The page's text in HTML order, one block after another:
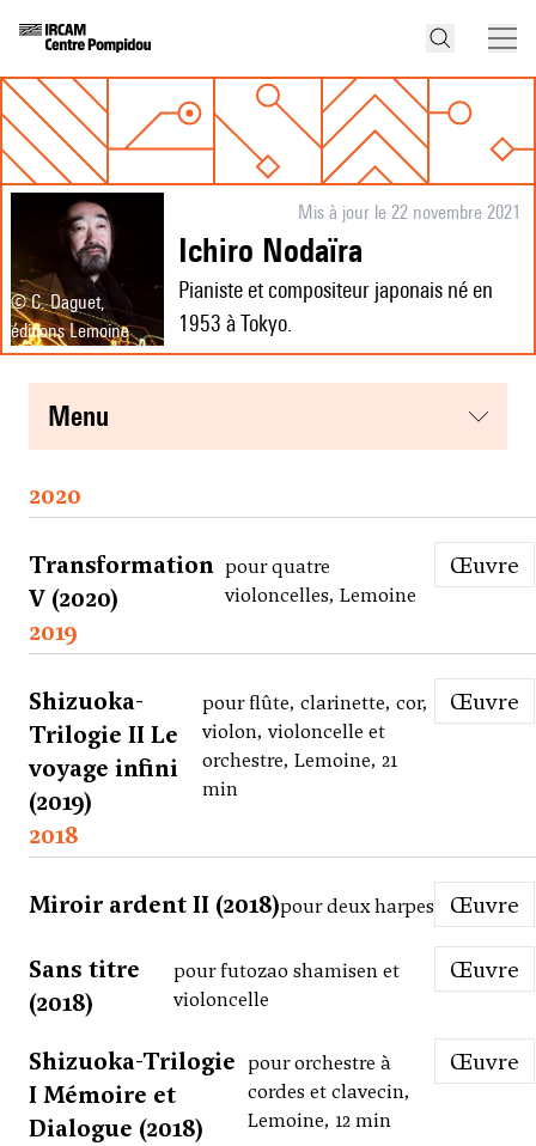
© C. Daguet,
éditions Lemoine
Mis à jour le 22 novembre 2021
Ichiro Nodaïra
Pianiste et compositeur japonais né en
1953 à Tokyo.
menu
2020
Transformation
V (2020)
pour quatre
violoncelles, Lemoine
Œuvre
2019
Shizuoka-
Trilogie II Le
voyage infini
(2019)
pour flûte, clarinette, cor,
violon, violoncelle et
orchestre, Lemoine, 21
min
Œuvre
2018
Miroir ardent II (2018)pour deux harpes Œuvre
Sans titre
(2018)
pour futozao shamisen et
violoncelle
Œuvre
Shizuoka-Trilogie
I Mémoire et
Dialogue (2018)
pour orchestre à
cordes et clavecin,
Lemoine, 12 min
Œuvre